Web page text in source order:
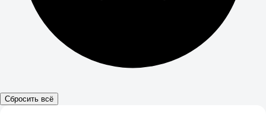
Сбросить всё